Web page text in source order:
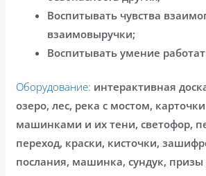
Воспитывать чувства
взаимовыручки;
Воспитывать умение
Оборудование: интерактивная
озеро, лес, река с мостом,
машинками и их тени, светофор,
переход, краски, кисточки,
послания, машинка, сундук, призы